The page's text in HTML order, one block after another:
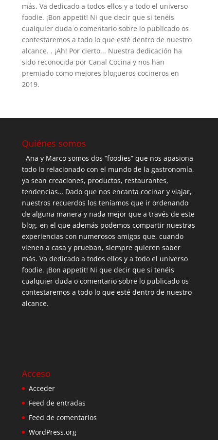
más. Va dedicado a todos ellos y a todo el universo
foodie. ¡Bon appetit! Ni que decir que si tenéis
cualquier duda o comentario sobre lo publicado os
contestaremos a todo lo que esté dentro de nuestro
alcance. . ¡Ah! Por cierto... Nuestra dedicación ha
sido reconocida por Canal Cocina y nos han
premiado como mejores blogueros cocineros en
2019.
Quiénes somos
Ana y Marco somos dos “foodies” que nos apasiona
todo lo relacionado con el mundo de la gastronomía,
ya sean creaciones, productos, restaurantes,
tendencias… Dado que nos encanta cocinar y viajar,
nuestros recuerdos los teníamos que ir ordenando
de alguna manera y nada mejor que a través de este
blog, en el que además podemos compartir nuestras
experiencias con numerosos amigos que, cuando
vienen a casa y prueban, siempre quieren saber
más. Va dedicado a todos ellos y a todo el universo
foodie. ¡Bon appetit! Ni que decir que si tenéis
cualquier duda o comentario sobre lo publicado os
contestaremos a todo lo que esté dentro de nuestro
alcance.
Acceso
Acceder
Feed de entradas
Feed de comentarios
WordPress.org